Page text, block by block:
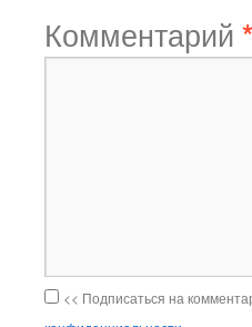
Комментарий *
<< Подписаться на